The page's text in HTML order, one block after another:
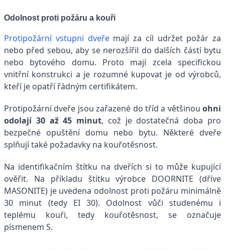
Odolnost proti požáru a kouři
Protipožární vstupní dveřemají za cíl udržet požár za
nebo před sebou, aby se nerozšířil do dalších částí bytu
nebo bytového domu. Proto mají zcela specifickou
vnitřní konstrukci a je rozumné kupovat je od výrobců,
kteří je opatří řádným certifikátem.
Protipožární dveře jsou zařazené do tříd a většinou ohni
odolají 30 až 45 minut, což je dostatečná doba pro
bezpečné opuštění domu nebo bytu. Některé dveře
splňují také požadavky na kouřotěsnost.
Na identifikačním štítku na dveřích si to může kupující
ověřit. Na příkladu štítku výrobce DOORNITE (dříve
MASONITE) je uvedena odolnost proti požáru minimálně
30 minut (tedy EI 30). Odolnost vůči studenému i
teplému kouři, tedy kouřotěsnost, se označuje
písmenem S.